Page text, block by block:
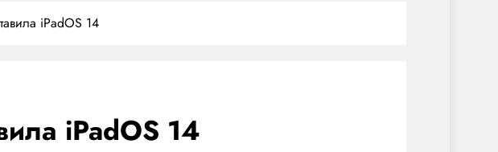
iPadOS 14
iPadOS 14